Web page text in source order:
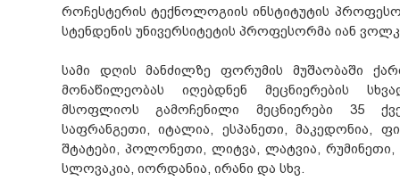
როჩესტერის ტექნოლოგიის ინსტიტუტის
სტენდენის უნივერსიტეტის პროფესორმა იან
სამი დღის მანძილზე ფორუმის მუშაობაში
მონაწილეობას იღებდნენ მეცნიერების
მსოფლიოს გამოჩენილი მეცნიერები 35
საფრანგეთი, იტალია, ესპანეთი, მაკედონია,
შტატები, პოლონეთი, ლიტვა, ლატვია, რუმინეთი,
სლოვაკია, იორდანია, ირანი და სხვ.